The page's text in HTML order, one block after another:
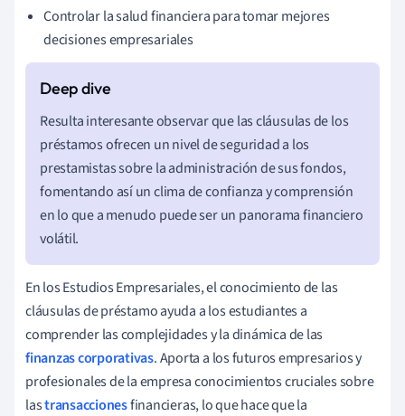
Controlar la salud financiera para tomar mejores
decisiones empresariales
Resulta interesante observar que las cláusulas de los
préstamos ofrecen un nivel de seguridad a los
prestamistas sobre la administración de sus fondos,
fomentando así un clima de confianza y comprensión
en lo que a menudo puede ser un panorama financiero
volátil.
En los Estudios Empresariales, el conocimiento de las
cláusulas de préstamo ayuda a los estudiantes a
comprender las complejidades y la dinámica de las
finanzas corporativas. Aporta a los futuros empresarios y
profesionales de la empresa conocimientos cruciales sobre
lastransaccionesfinancieras, lo que hace que la